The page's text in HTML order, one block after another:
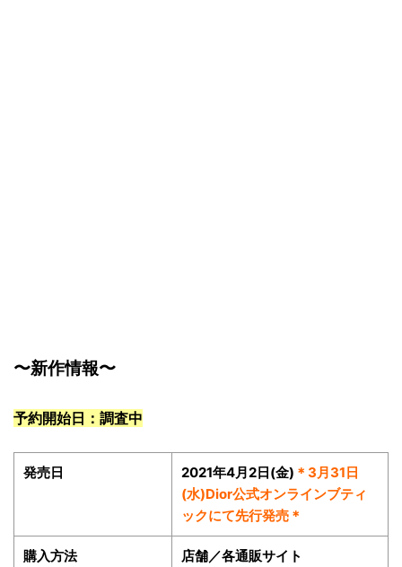
〜新作情報〜
予約開始日：調査中
発売日 2021年4月2日(金) ＊3月31日
(水)Dior公式オンラインブティ
ックにて先行発売＊
購入方法 店舗／各通販サイト